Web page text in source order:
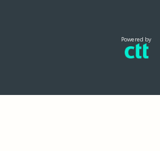
Powered by